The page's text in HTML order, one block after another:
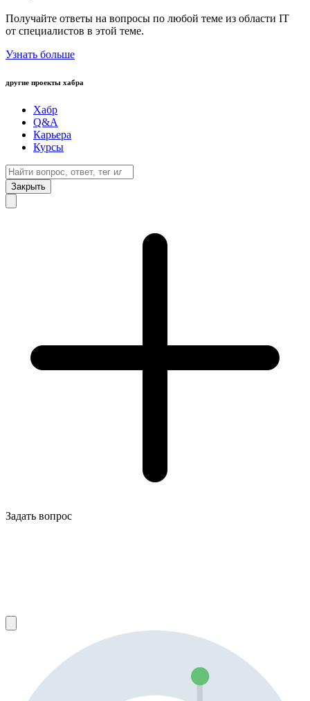
Получайте ответы на вопросы по любой теме из области IT
от специалистов в этой теме.
Узнать больше
другие проекты хабра
Хабр
Q&A
Карьера
Курсы
Закрыть
Задать вопрос